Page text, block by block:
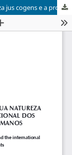
O princípio do non-refoulement, sua natureza jus cogens e a proteção internacional dos refugiados e dos direitos humanos